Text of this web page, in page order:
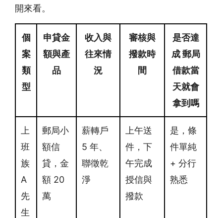
開來看。
個
案
類
型
申貸金
額與產
品
收入與
往來情
況
審核與
撥款時
間
是否達
成 郵局
借款當
天就會
拿到嗎
上
班
族
A
先
生
郵局小
額信
貸，金
額 20
萬
薪轉戶
5 年、
聯徵乾
淨
上午送
件，下
午完成
授信與
撥款
是，條
件單純
+ 分行
熟悉